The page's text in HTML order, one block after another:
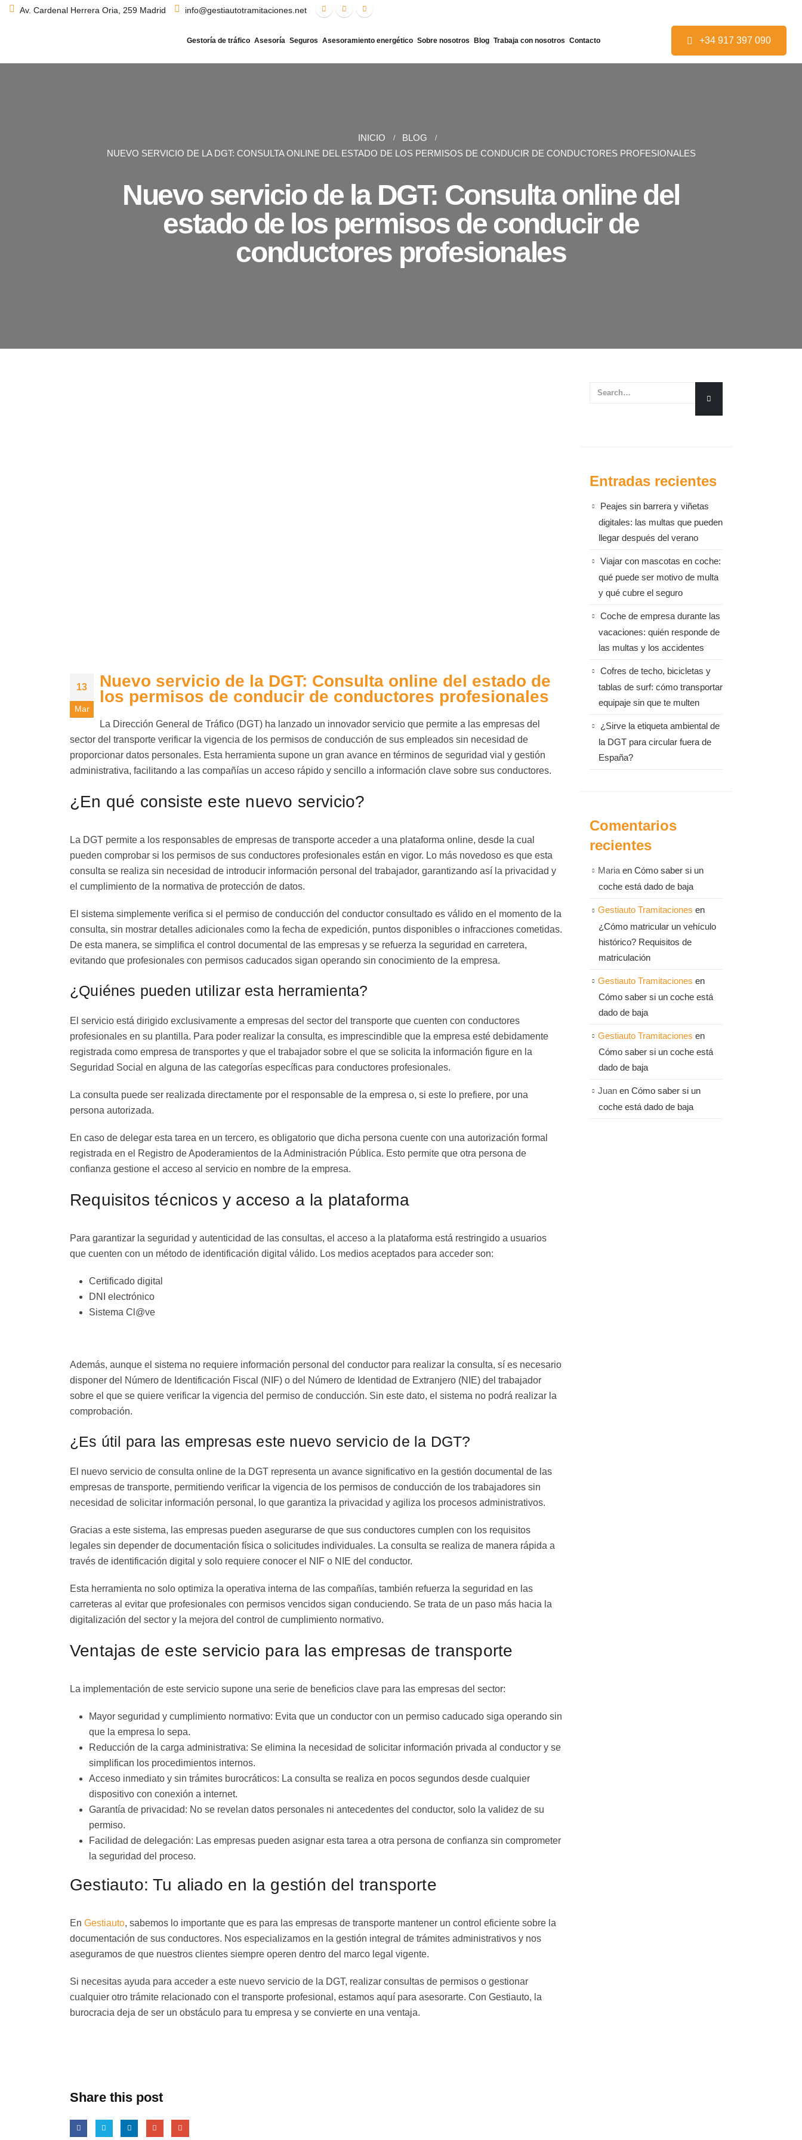
Av. Cardenal Herrera Oria, 259 Madrid info@gestiautotramitaciones.net
Gestoría de tráfico Asesoría Seguros Asesoramiento energético Sobre nosotros Blog Trabaja con nosotros Contacto +34 917 397 090
INICIO
BLOG
NUEVO SERVICIO DE LA DGT: CONSULTA ONLINE DEL ESTADO DE LOS PERMISOS DE CONDUCIR DE CONDUCTORES PROFESIONALES
Nuevo servicio de la DGT: Consulta online del
estado de los permisos de conducir de
conductores profesionales
13
Mar
Nuevo servicio de la DGT: Consulta online del estado de
los permisos de conducir de conductores profesionales
La Dirección General de Tráfico (DGT) ha lanzado un innovador servicio que permite a las empresas del
sector del transporte verificar la vigencia de los permisos de conducción de sus empleados sin necesidad de
proporcionar datos personales. Esta herramienta supone un gran avance en términos de seguridad vial y gestión
administrativa, facilitando a las compañías un acceso rápido y sencillo a información clave sobre sus conductores.
¿En qué consiste este nuevo servicio?
La DGT permite a los responsables de empresas de transporte acceder a una plataforma online, desde la cual
pueden comprobar si los permisos de sus conductores profesionales están en vigor. Lo más novedoso es que esta
consulta se realiza sin necesidad de introducir información personal del trabajador, garantizando así la privacidad y
el cumplimiento de la normativa de protección de datos.
El sistema simplemente verifica si el permiso de conducción del conductor consultado es válido en el momento de la
consulta, sin mostrar detalles adicionales como la fecha de expedición, puntos disponibles o infracciones cometidas.
De esta manera, se simplifica el control documental de las empresas y se refuerza la seguridad en carretera,
evitando que profesionales con permisos caducados sigan operando sin conocimiento de la empresa.
¿Quiénes pueden utilizar esta herramienta?
El servicio está dirigido exclusivamente a empresas del sector del transporte que cuenten con conductores
profesionales en su plantilla. Para poder realizar la consulta, es imprescindible que la empresa esté debidamente
registrada como empresa de transportes y que el trabajador sobre el que se solicita la información figure en la
Seguridad Social en alguna de las categorías específicas para conductores profesionales.
La consulta puede ser realizada directamente por el responsable de la empresa o, si este lo prefiere, por una
persona autorizada.
En caso de delegar esta tarea en un tercero, es obligatorio que dicha persona cuente con una autorización formal
registrada en el Registro de Apoderamientos de la Administración Pública. Esto permite que otra persona de
confianza gestione el acceso al servicio en nombre de la empresa.
Requisitos técnicos y acceso a la plataforma
Para garantizar la seguridad y autenticidad de las consultas, el acceso a la plataforma está restringido a usuarios
que cuenten con un método de identificación digital válido. Los medios aceptados para acceder son:
Certificado digital
DNI electrónico
Sistema Cl@ve
Además, aunque el sistema no requiere información personal del conductor para realizar la consulta, sí es necesario
disponer del Número de Identificación Fiscal (NIF) o del Número de Identidad de Extranjero (NIE) del trabajador
sobre el que se quiere verificar la vigencia del permiso de conducción. Sin este dato, el sistema no podrá realizar la
comprobación.
¿Es útil para las empresas este nuevo servicio de la DGT?
El nuevo servicio de consulta online de la DGT representa un avance significativo en la gestión documental de las
empresas de transporte, permitiendo verificar la vigencia de los permisos de conducción de los trabajadores sin
necesidad de solicitar información personal, lo que garantiza la privacidad y agiliza los procesos administrativos.
Gracias a este sistema, las empresas pueden asegurarse de que sus conductores cumplen con los requisitos
legales sin depender de documentación física o solicitudes individuales. La consulta se realiza de manera rápida a
través de identificación digital y solo requiere conocer el NIF o NIE del conductor.
Esta herramienta no solo optimiza la operativa interna de las compañías, también refuerza la seguridad en las
carreteras al evitar que profesionales con permisos vencidos sigan conduciendo. Se trata de un paso más hacia la
digitalización del sector y la mejora del control de cumplimiento normativo.
Ventajas de este servicio para las empresas de transporte
La implementación de este servicio supone una serie de beneficios clave para las empresas del sector:
Mayor seguridad y cumplimiento normativo: Evita que un conductor con un permiso caducado siga operando sin
que la empresa lo sepa.
Reducción de la carga administrativa: Se elimina la necesidad de solicitar información privada al conductor y se
simplifican los procedimientos internos.
Acceso inmediato y sin trámites burocráticos: La consulta se realiza en pocos segundos desde cualquier
dispositivo con conexión a internet.
Garantía de privacidad: No se revelan datos personales ni antecedentes del conductor, solo la validez de su
permiso.
Facilidad de delegación: Las empresas pueden asignar esta tarea a otra persona de confianza sin comprometer
la seguridad del proceso.
Gestiauto: Tu aliado en la gestión del transporte
En Gestiauto, sabemos lo importante que es para las empresas de transporte mantener un control eficiente sobre la
documentación de sus conductores. Nos especializamos en la gestión integral de trámites administrativos y nos
aseguramos de que nuestros clientes siempre operen dentro del marco legal vigente.
Si necesitas ayuda para acceder a este nuevo servicio de la DGT, realizar consultas de permisos o gestionar
cualquier otro trámite relacionado con el transporte profesional, estamos aquí para asesorarte. Con Gestiauto, la
burocracia deja de ser un obstáculo para tu empresa y se convierte en una ventaja.
Share this post
Entradas recientes
Peajes sin barrera y viñetas
digitales: las multas que pueden
llegar después del verano
Viajar con mascotas en coche:
qué puede ser motivo de multa
y qué cubre el seguro
Coche de empresa durante las
vacaciones: quién responde de
las multas y los accidentes
Cofres de techo, bicicletas y
tablas de surf: cómo transportar
equipaje sin que te multen
¿Sirve la etiqueta ambiental de
la DGT para circular fuera de
España?
Comentarios
recientes
Mariaen Cómo saber si un
coche está dado de baja
Gestiauto Tramitaciones en
¿Cómo matricular un vehículo
histórico? Requisitos de
matriculación
Gestiauto Tramitaciones en
Cómo saber si un coche está
dado de baja
Gestiauto Tramitaciones en
Cómo saber si un coche está
dado de baja
Juan en Cómo saber si un
coche está dado de baja